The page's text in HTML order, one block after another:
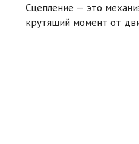
Сцепление — это
крутящий момент от